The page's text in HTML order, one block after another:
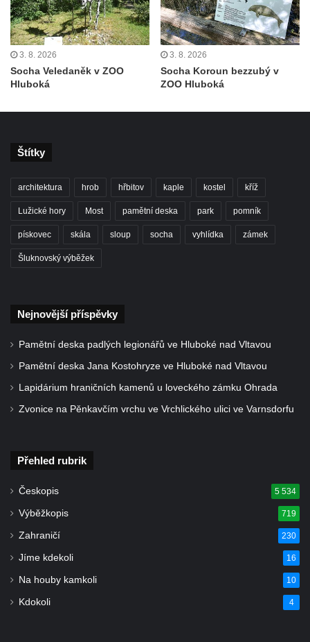
Duchcově
Socha Afrodité u pavilonu Reinerovy fresky
v Duchcově
Pamětní kámen rybníka Barbory v
Duchcově
Sfinga I. na Sfingovém rybníku v zámeckém
Socha Herkula se saní na nádvoří zámku v
Duchcově
Socha Marse na nádvoří zámku v
Duchcově
Socha svatého Václava u kostela
Socha Hoch vytahující si trn z paty v Knížecí
parku v Duchcově
Socha Walthera von der Vogelweide v
Duchcově
Busta Bedřicha Smetany v sadech B.
Smetany v Duchcově
3. 8. 2026
Socha Veledaněk v ZOO
Hluboká
3. 8. 2026
Socha Koroun bezzubý v
ZOO Hluboká
Štítky
architektura hrob hřbitov kaple kostel kříž
Lužické hory Most pamětní deska park pomník
pískovec skála sloup socha vyhlídka zámek
Šluknovský výběžek
Nejnovější příspěvky
Pamětní deska padlých legionářů ve Hluboké nad Vltavou
Pamětní deska Jana Kostohryze ve Hluboké nad Vltavou
Lapidárium hraničních kamenů u loveckého zámku Ohrada
Zvonice na Pěnkavčím vrchu ve Vrchlického ulici ve Varnsdorfu
Přehled rubrik
Českopis 5 534
Výběžkopis 719
Zahraničí 230
Jíme kdekoli 16
Na houby kamkoli 10
Kdokoli 4